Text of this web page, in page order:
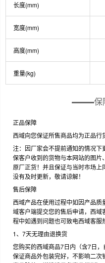
长度(mm)
宽度(mm)
高度(mm)
重量(kg)
保
正品保障
西域向您保证所售商品均为正品行
注：因厂家会不提前通知的情况
保客户收到的货物与本网站的图
原厂正货！并且保证与当时市场
没有及时更新，敬请谅解！
售后保障
西域产品在使用过程中如因产品质
域客户端提交您的售后申请，西
程中如遇到问题也可致电西域客
1、7天无理由退换货
您购买的西域商品7日内（含7日
保证商品外包装完好，不影响二